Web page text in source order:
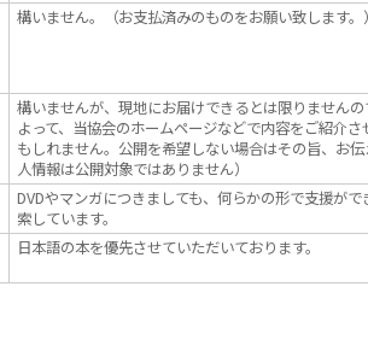
構いません。（お支払済みのものをお願い致します。）
構いませんが、現地にお届けできるとは限りません
よって、当協会のホームページなどで内容をご紹介
もしれません。公開を希望しない場合はその旨、お
人情報は公開対象ではありません）
DVDやマンガにつきましても、何らかの形で支援が
索しています。
日本語の本を優先させていただいております。